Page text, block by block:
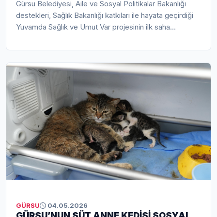
Gürsu Belediyesi, Aile ve Sosyal Politikalar Bakanlığı
destekleri, Sağlık Bakanlığı katkıları ile hayata geçirdiği
Yuvamda Sağlık ve Umut Var projesinin ilk saha
Işık’ın proje arabasının sürücü koltuğuna geçtiği saha
çalışmalarında, Gürsu’nun çınarlarına duygu yüklü
ziyaretler gerçekleştirildi.
GÜRSU 04.05.2026